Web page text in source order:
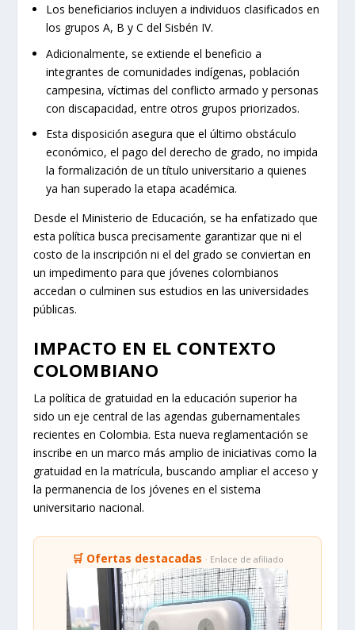
Los beneficiarios incluyen a individuos clasificados en
los grupos A, B y C del Sisbén IV.
Adicionalmente, se extiende el beneficio a
integrantes de comunidades indígenas, población
campesina, víctimas del conflicto armado y personas
con discapacidad, entre otros grupos priorizados.
Esta disposición asegura que el último obstáculo
económico, el pago del derecho de grado, no impida
la formalización de un título universitario a quienes
ya han superado la etapa académica.
Desde el Ministerio de Educación, se ha enfatizado que
esta política busca precisamente garantizar que ni el
costo de la inscripción ni el del grado se conviertan en
un impedimento para que jóvenes colombianos
accedan o culminen sus estudios en las universidades
públicas.
IMPACTO EN EL CONTEXTO
COLOMBIANO
La política de gratuidad en la educación superior ha
sido un eje central de las agendas gubernamentales
recientes en Colombia. Esta nueva reglamentación se
inscribe en un marco más amplio de iniciativas como la
gratuidad en la matrícula, buscando ampliar el acceso y
la permanencia de los jóvenes en el sistema
universitario nacional.
🛒 Ofertas destacadas · Enlace de afiliado